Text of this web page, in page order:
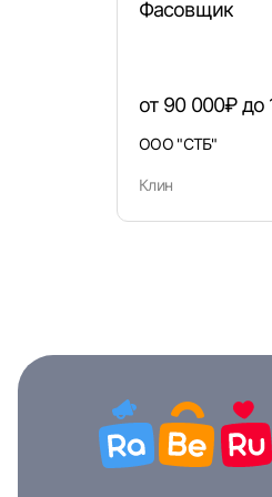
Фасовщик
от 90 000₽ до
ООО "СТБ"
Клин